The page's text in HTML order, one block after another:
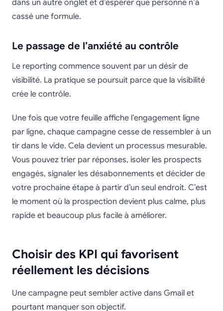
dans un autre onglet et d’espérer que personne n’a
cassé une formule.
Le passage de l’anxiété au contrôle
Le reporting commence souvent par un désir de
visibilité. La pratique se poursuit parce que la visibilité
crée le contrôle.
Une fois que votre feuille affiche l’engagement ligne
par ligne, chaque campagne cesse de ressembler à un
tir dans le vide. Cela devient un processus mesurable.
Vous pouvez trier par réponses, isoler les prospects
engagés, signaler les désabonnements et décider de
votre prochaine étape à partir d’un seul endroit. C’est
le moment où la prospection devient plus calme, plus
rapide et beaucoup plus facile à améliorer.
Choisir des KPI qui favorisent
réellement les décisions
Une campagne peut sembler active dans Gmail et
pourtant manquer son objectif.